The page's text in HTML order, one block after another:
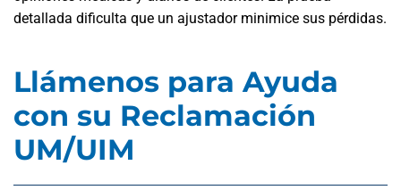
detallada dificulta que un ajustador minimice sus pérdidas.
Llámenos para Ayuda
con su Reclamación
UM/UIM